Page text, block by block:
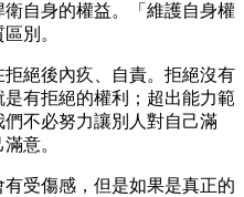
自身的權益。「維護自身權
別。
絕後內疚、自責。拒絕沒有
有拒絕的權利；超出能力範
不必努力讓別人對自己滿
意。
受傷感，但是如果是真正的